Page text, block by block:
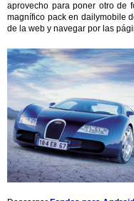
aprovecho para poner otro de
magnífico pack en dailymobile
de la web y navegar por las